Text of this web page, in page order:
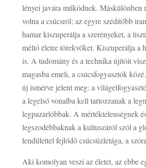
lényei javára működnek. Máskülönben
volna a csúcsról; az egyre szédítőbb
hamar kiszuperálja a szerényeket, a
méltó életre törekvőket. Kiszuperálja a
is. A tudomány és a technika újítóit
magasba emeli, a csúcsfogyasztók
új ismérve jelent meg: a
a legelső vonalba kell tartozzanak a
legpazarlóbbak. A mértéktelenségnek
legszodébbaknak a kultuszáról szól a
lendülettel fejlődő csúcsüzletága, a
Aki komolyan veszi az életet, az ebbe